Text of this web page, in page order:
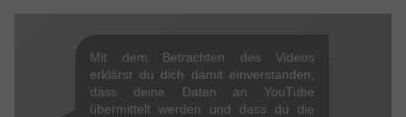
Mit dem Betrachten des Videos
erklärst du dich damit einverstanden,
dass deine Daten an YouTube
übermittelt werden und dass du die